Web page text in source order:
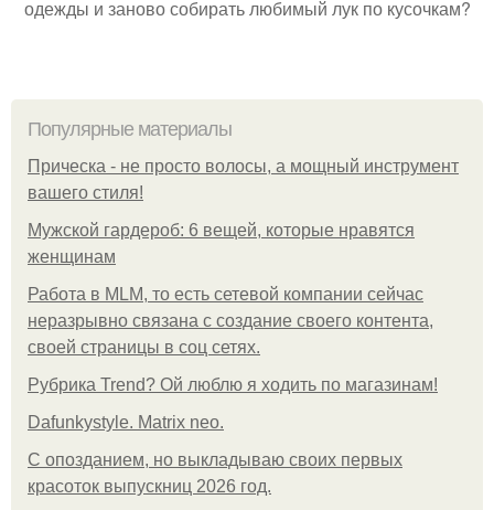
одежды и заново собирать любимый лук по кусочкам?
Популярные материалы
Прическа - не просто волосы, а мощный инструмент
вашего стиля!
Мужской гардероб: 6 вещей, которые нравятся
женщинам
Работа в MLM, то есть сетевой компании сейчас
неразрывно связана с создание своего контента,
своей страницы в соц сетях.
Рубрика Trend? Ой люблю я ходить по магазинам!
Dafunkystyle. Matrix neo.
С опозданием, но выкладываю своих первых
красоток выпускниц 2026 год.